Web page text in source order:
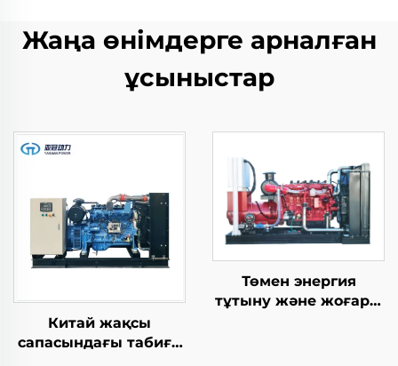
Жаңа өнімдерге арналған
ұсыныстар
Китай жақсы
сапасындағы табиғи
Төмен энергия
тұтыну және жоғары